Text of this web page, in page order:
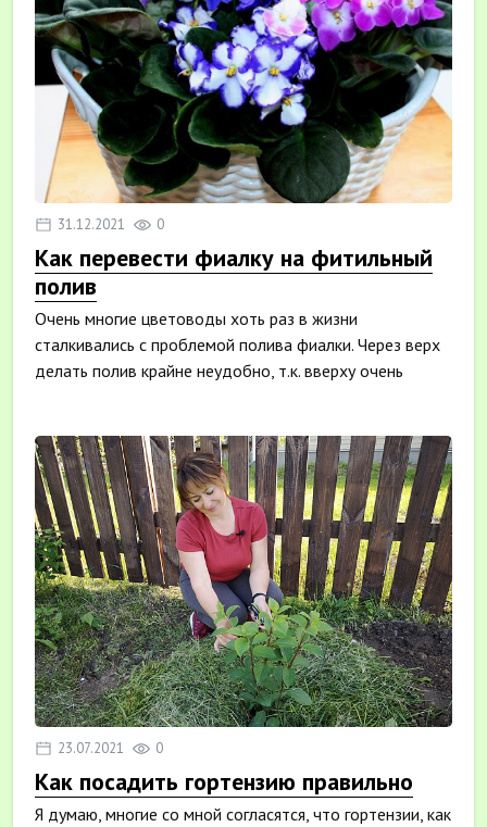
31.12.2021 0
Как перевести фиалку на фитильный
полив
Очень многие цветоводы хоть раз в жизни
сталкивались с проблемой полива фиалки. Через верх
делать полив крайне неудобно, т.к. вверху очень
23.07.2021 0
Как посадить гортензию правильно
Я думаю, многие со мной согласятся, что гортензии, как